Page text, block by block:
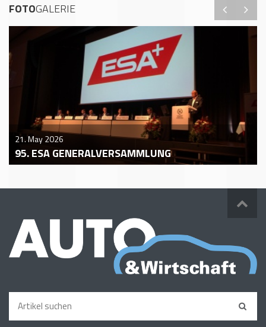
FOTOGALERIE
21. May 2026
95. ESA GENERALVERSAMMLUNG